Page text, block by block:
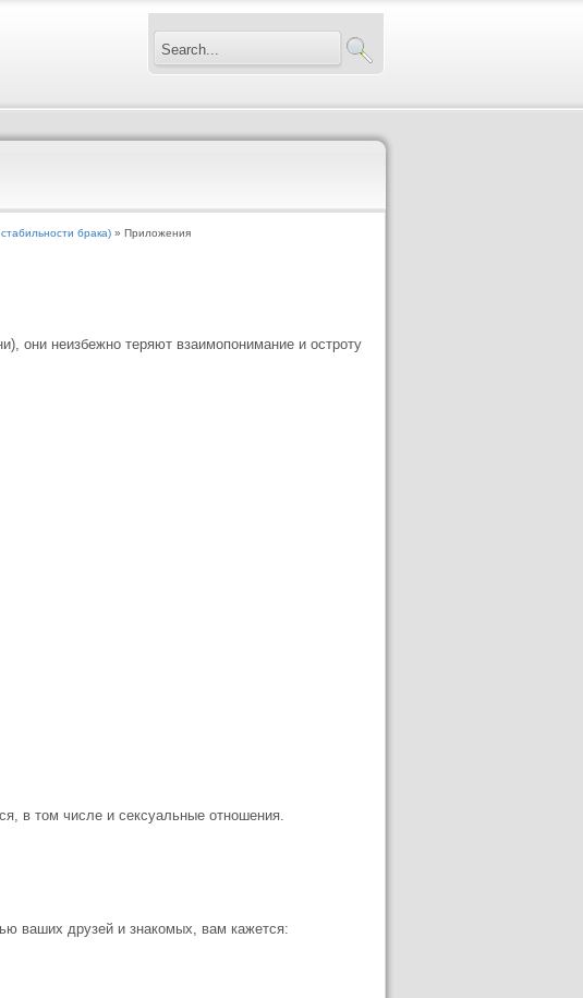
брака) » Приложения
они неизбежно теряют взаимопонимание и остроту
в том числе и сексуальные отношения.
ваших друзей и знакомых, вам кажется: